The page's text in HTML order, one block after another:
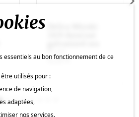
foam
4,22 €
essentiels au bon fonctionnement de ce
être utilisés pour :
de navigation,
adaptées,
nos services.